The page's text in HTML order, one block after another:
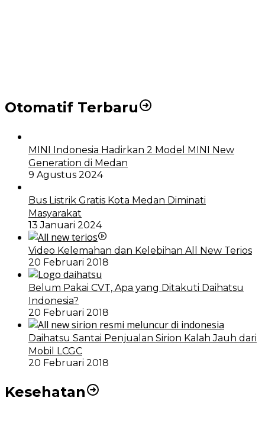
Otomatif Terbaru
MINI Indonesia Hadirkan 2 Model MINI New
Generation di Medan
9 Agustus 2024
Bus Listrik Gratis Kota Medan Diminati
Masyarakat
13 Januari 2024
Video Kelemahan dan Kelebihan All New Terios
20 Februari 2018
Belum Pakai CVT, Apa yang Ditakuti Daihatsu
Indonesia?
20 Februari 2018
Daihatsu Santai Penjualan Sirion Kalah Jauh dari
Mobil LCGC
20 Februari 2018
Kesehatan